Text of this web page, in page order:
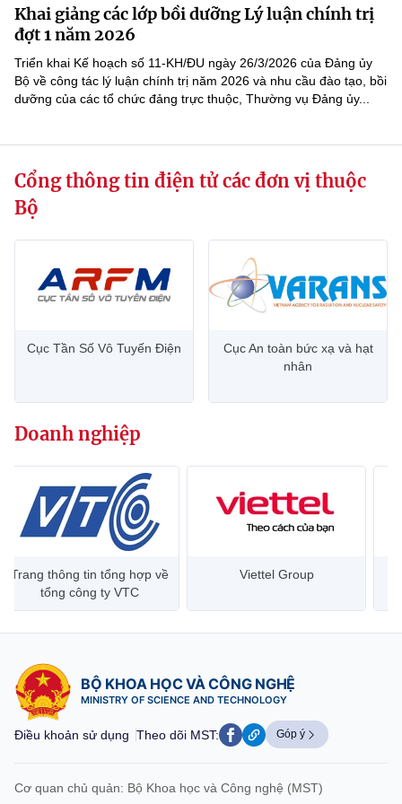
Sở Khoa học và Công nghệ
Chuyển đổi số
Bưu chính, Viễn thông
Năng lượng nguyên tử
Tin địa phương
Văn bản QPPL
Văn bản chỉ đạo điều hành
Lấy ý kiến người dân về dự thảo VBQPPL
MST IOFFICE
THỐNG KÊ
Khoa học và Công nghệ
Đổi mới sáng tạo
Chuyển đổi số
Sở hữu trí tuệ
Multimedia
Khác
Videos
Ảnh
Vietnamese
BỘ KHOA HỌC VÀ CÔNG NGHỆ
Điều khoản sử dụng Theo dõi MST:
Chịu trách nhiệm nội dung: Nguyễn Thị Hải Hằng
Giám đốc Trung tâm Truyền thông Khoa học và Công nghệ.
Liên hệ
Địa chỉ: Ban Biên tập Cổng TTĐT - 18 Nguyễn Du, TP. Hà Nội
©2026 Bản quyền thuộc Bộ Khoa Học và Công Nghệ
Khai giảng các lớp bồi dưỡng Lý luận chính trị
đợt 1 năm 2026
Triển khai Kế hoạch số 11-KH/ĐU ngày 26/3/2026 của Đảng ủy
Bộ về công tác lý luận chính trị năm 2026 và nhu cầu đào tạo, bồi
dưỡng của các tổ chức đảng trực thuộc, Thường vụ Đảng ủy...
Cổng thông tin điện tử các đơn vị thuộc
Bộ
Cục Tần Số Vô Tuyến Điện
Cục An toàn bức xạ và hạt
nhân
Doanh nghiệp
Trang thông tin tổng hợp về
tổng công ty VTC
Viettel Group
BỘ KHOA HỌC VÀ CÔNG NGHỆ
MINISTRY OF SCIENCE AND TECHNOLOGY
Điều khoản sử dụng Theo dõi MST: Góp ý
Cơ quan chủ quản: Bộ Khoa học và Công nghệ (MST)